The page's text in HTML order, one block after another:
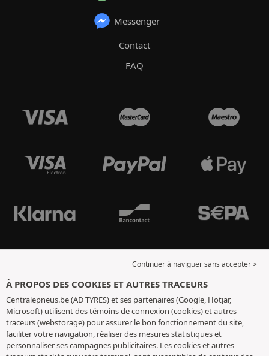
Messenger
Contact
FAQ
Continuer à naviguer sans accepter >
À PROPOS DES COOKIES ET AUTRES TRACEURS
Centralepneus.be (AD TYRES) et ses partenaires (Google, Hotjar,
Microsoft) utilisent des témoins de connexion (cookies) et autres
traceurs (webstorage) pour assurer le bon fonctionnement du site,
faciliter votre navigation, réaliser des mesures statistiques et
personnaliser ses campagnes publicitaires. Les cookies et autres